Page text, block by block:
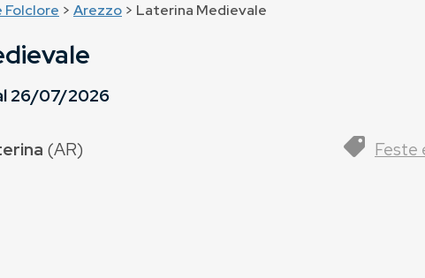
Folclore > Arezzo > Laterina Medievale
26/07/2026
(AR) Feste